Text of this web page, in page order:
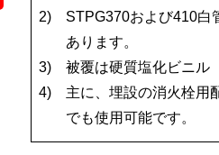
2)
STPG370および410白
あります。
3)
被覆は硬質塩化ビニル
4)
主に、埋設の消火栓用
でも使用可能です。